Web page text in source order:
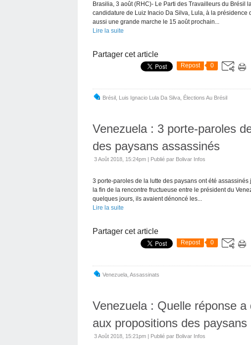
Brasilia, 3 août (RHC)- Le Parti des Travailleurs du Brésil
candidature de Luiz Inacio Da Silva, Lula, à la
aussi une grande marche le 15 août prochain...
Lire la suite
Partager cet article
Repost 0
Brésil Luis Ignacio Lula Da Silva Élections Au Brésil
Venezuela : 3 porte-paroles
des paysans assassinés
3 Août 2018, 15:24pm | Publié par Bolivar Infos
3 porte-paroles de la lutte des paysans ont été
la fin de la rencontre fructueuse entre le président du
quelques jours, ils avaient dénoncé les...
Lire la suite
Partager cet article
Repost 0
Venezuela Assassinats
Venezuela : Quelle réponse
aux propositions des paysans
3 Août 2018, 15:21pm | Publié par Bolivar Infos